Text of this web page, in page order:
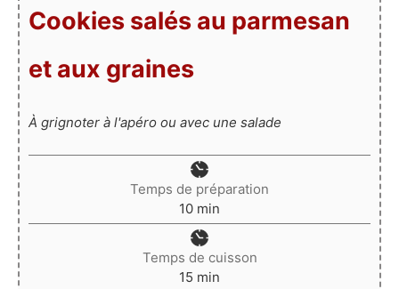
Cookies salés au parmesan
et aux graines
À grignoter à l'apéro ou avec une salade
Temps de préparation
10minutes
min
Temps de cuisson
15 minutes
min